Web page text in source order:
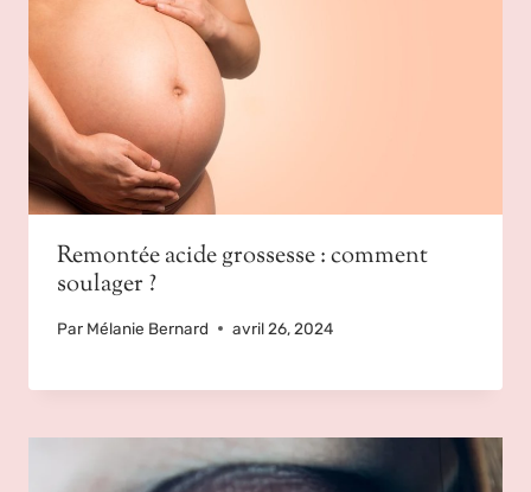
Remontée acide grossesse : comment
soulager ?
Par Mélanie Bernard avril 26, 2024